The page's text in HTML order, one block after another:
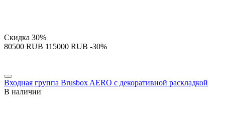
Скидка 30%
‍80500‍ RUB ‍115000‍ RUB -30%
Входная группа Brusbox AERO с декоративной раскладкой
В наличии